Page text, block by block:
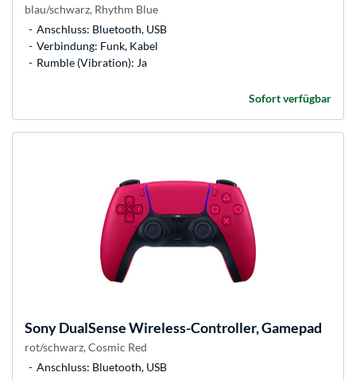
blau/schwarz, Rhythm Blue
Anschluss: Bluetooth, USB
Verbindung: Funk, Kabel
Rumble (Vibration): Ja
Sofort verfügbar
SonyDualSense Wireless-Controller, Gamepad
rot/schwarz, Cosmic Red
Anschluss: Bluetooth, USB